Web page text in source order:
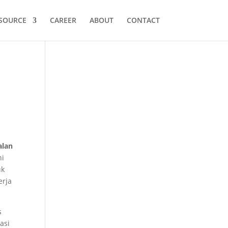
CAREER ABOUT CONTACT